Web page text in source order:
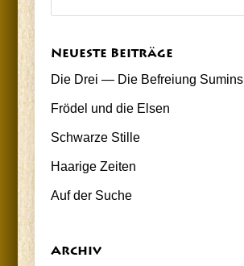
Neu­es­te Beiträge
Die Drei — Die Befrei­ung Sumins
Frö­del und die Elsen
Schwar­ze Stille
Haa­ri­ge Zeiten
Auf der Suche
Archiv